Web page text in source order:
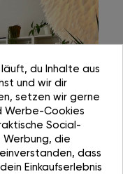
du Inhalte aus
und wir dir
setzen wir gerne
Werbe-Cookies
Social-
die
dass
Einkaufserlebnis